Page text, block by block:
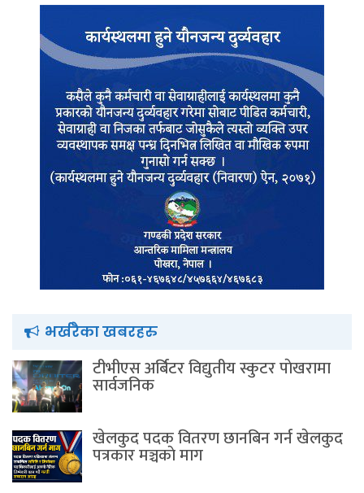
भर्खरैका खबरहरु
टीभीएस अर्बिटर विद्युतीय स्कुटर पाेखरामा
सार्वजनिक
खेलकुद पदक वितरण छानबिन गर्न खेलकुद
पत्रकार मञ्चकाे माग